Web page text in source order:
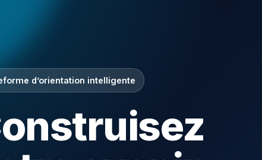
d’orientation intelligente